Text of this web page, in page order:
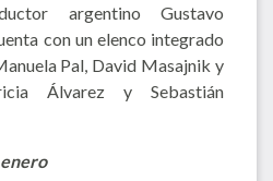
argentino Gustavo
con un elenco integrado
Pal, David Masajnik y
Álvarez y Sebastián